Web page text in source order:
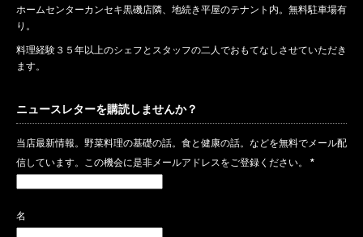
ホームセンターカンセキ黒磯店隣、地続き平屋のテナント内。無料駐車場有
り。
料理経験３５年以上のシェフとスタッフの二人でおもてなしさせていただき
ます。
ニュースレターを購読しませんか？
当店最新情報。野菜料理の基礎の話。食と健康の話。などを無料でメール配
信しています。この機会に是非メールアドレスをご登録ください。 *
名